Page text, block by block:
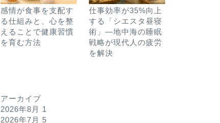
感情が食事を支配す
る仕組みと、心を整
えることで健康習慣
を育む方法
仕事効率が35%向上
する「シエスタ昼寝
術」―地中海の睡眠
戦略が現代人の疲労
を解決
アーカイブ
2026年8月 1
2026年7月 5